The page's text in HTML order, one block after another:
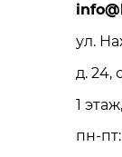
ул.
д. 24,
1
пн-